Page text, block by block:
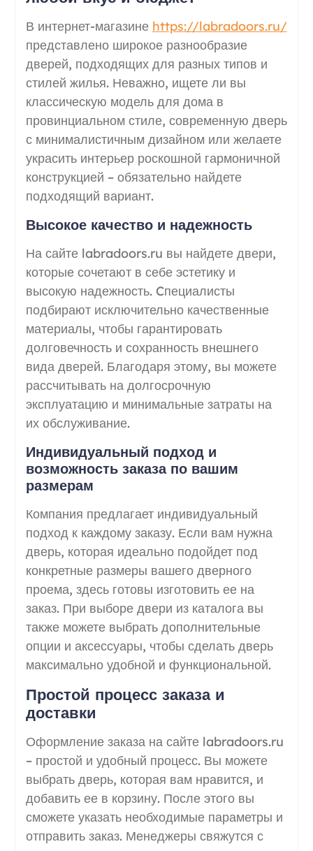
В интернет-магазине https://labradoors.ru/
представлено широкое разнообразие
дверей, подходящих для разных типов и
стилей жилья. Неважно, ищете ли вы
классическую модель для дома в
провинциальном стиле, современную дверь
с минималистичным дизайном или желаете
украсить интерьер роскошной гармоничной
конструкцией – обязательно найдете
подходящий вариант.
Высокое качество и надежность
На сайте labradoors.ru вы найдете двери,
которые сочетают в себе эстетику и
высокую надежность. Cпециалисты
подбирают исключительно качественные
материалы, чтобы гарантировать
долговечность и сохранность внешнего
вида дверей. Благодаря этому, вы можете
рассчитывать на долгосрочную
эксплуатацию и минимальные затраты на
их обслуживание.
Индивидуальный подход и
возможность заказа по вашим
размерам
Компания предлагает индивидуальный
подход к каждому заказу. Если вам нужна
дверь, которая идеально подойдет под
конкретные размеры вашего дверного
проема, здесь готовы изготовить ее на
заказ. При выборе двери из каталога вы
также можете выбрать дополнительные
опции и аксессуары, чтобы сделать дверь
максимально удобной и функциональной.
Простой процесс заказа и
доставки
Оформление заказа на сайте labradoors.ru
– простой и удобный процесс. Вы можете
выбрать дверь, которая вам нравится, и
добавить ее в корзину. После этого вы
сможете указать необходимые параметры и
отправить заказ. Менеджеры свяжутся с